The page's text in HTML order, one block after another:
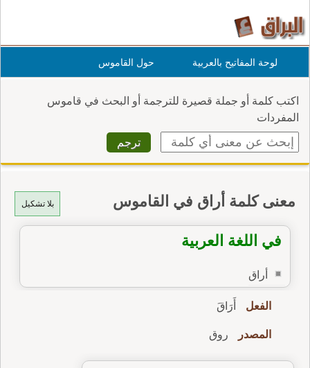
لوحة المفاتيح بالعربية حول القاموس
اكتب كلمة أو جملة قصيرة للترجمة أو البحث في قاموس
المفردات
بلا تشكيل معنى كلمة أراق في القاموس
في اللغة العربية
أراق
الفعل أَرَاقَ
المصدر روق